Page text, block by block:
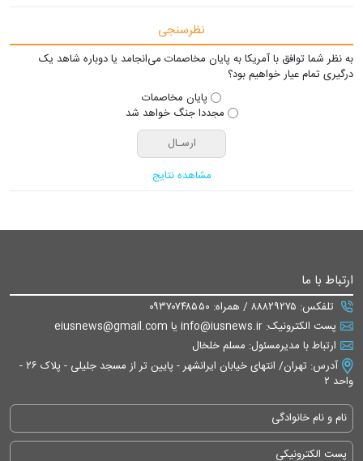
نظرسنجی
به نظر شما توافق با آمریکا به پایان مخاصمات می‌انجامد یا دوباره شاهد یک
درگیری تمام عیار خواهیم بود؟
پایان مخاصمات
مجددا جنگ خواهد شد
مشاهده نتایج
ارتباط با ما
تلفکس: ۸۸۸۲۹۲۷۵ / همراه: ۰۹۳۷۰۷۴۸۵۵۰
پست الکترونیک: info@iusnews.ir یا eiusnews@gmail.com
ارتباط با مدیرمسئول: مسلم خلخال
آدرس: تهران/ انتهای خیابان ایرانشهر - پایین تر از مسجد جلیلی - پلاک ۲۶ -
واحد ۲